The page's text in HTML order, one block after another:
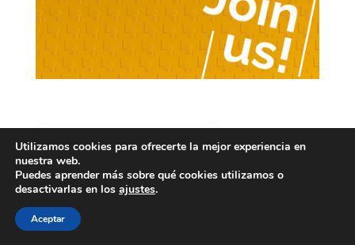
Utilizamos cookies para ofrecerte la mejor experiencia en
nuestra web.
Puedes aprender más sobre qué cookies utilizamos o
desactivarlas en los ajustes.
Aceptar